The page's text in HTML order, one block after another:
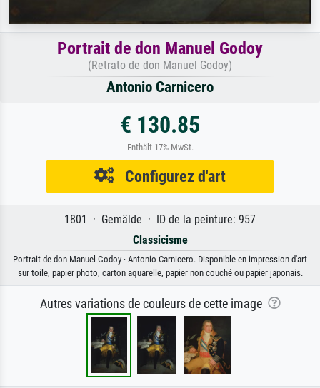
Portrait de don Manuel Godoy
(Retrato de don Manuel Godoy)
Antonio Carnicero
€ 130.85
Enthält 17% MwSt.
Configurez d'art
1801 · Gemälde · ID de la peinture: 957
Classicisme
Portrait de don Manuel Godoy · Antonio Carnicero. Disponible en impression d'art
sur toile, papier photo, carton aquarelle, papier non couché ou papier japonais.
Autres variations de couleurs de cette image